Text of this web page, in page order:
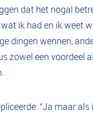
dat het nogal
ik had en ik weet
dingen wennen,
zowel een voordeel
“Ja maar als